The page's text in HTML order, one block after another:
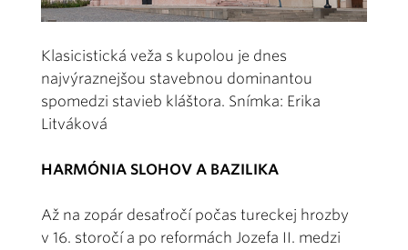
Klasicistická veža s kupolou je dnes
najvýraznejšou stavebnou dominantou
spomedzi stavieb kláštora. Snímka: Erika
Litváková
HARMÓNIA SLOHOV A BAZILIKA
Až na zopár desaťročí počas tureckej hrozby
v 16. storočí a po reformách Jozefa II. medzi